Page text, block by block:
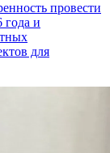
провести
года и
для